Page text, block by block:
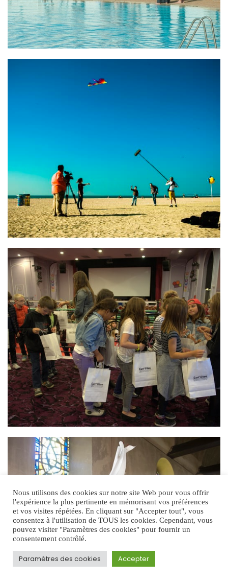
Nous utilisons des cookies sur notre site Web pour vous offrir
l'expérience la plus pertinente en mémorisant vos préférences
et vos visites répétées. En cliquant sur "Accepter tout", vous
consentez à l'utilisation de TOUS les cookies. Cependant, vous
pouvez visiter "Paramètres des cookies" pour fournir un
consentement contrôlé.
Paramètres des cookies Accepter